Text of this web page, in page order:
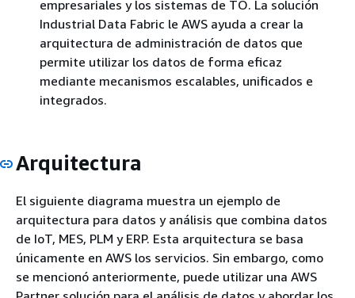
empresariales y los sistemas de TO. La solución
Industrial Data Fabric le AWS ayuda a crear la
arquitectura de administración de datos que
permite utilizar los datos de forma eficaz
mediante mecanismos escalables, unificados e
integrados.
Arquitectura
El siguiente diagrama muestra un ejemplo de
arquitectura para datos y análisis que combina datos
de IoT, MES, PLM y ERP. Esta arquitectura se basa
únicamente en AWS los servicios. Sin embargo, como
se mencionó anteriormente, puede utilizar una AWS